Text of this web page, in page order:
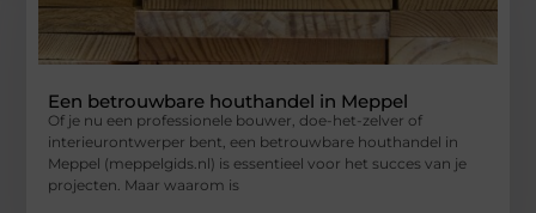
Een betrouwbare houthandel in Meppel
Of je nu een professionele bouwer, doe-het-zelver of
interieurontwerper bent, een betrouwbare houthandel in
Meppel (meppelgids.nl) is essentieel voor het succes van je
projecten. Maar waarom is